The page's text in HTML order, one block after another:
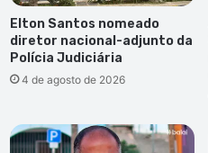
Elton Santos nomeado
diretor nacional-adjunto da
Polícia Judiciária
4 de agosto de 2026